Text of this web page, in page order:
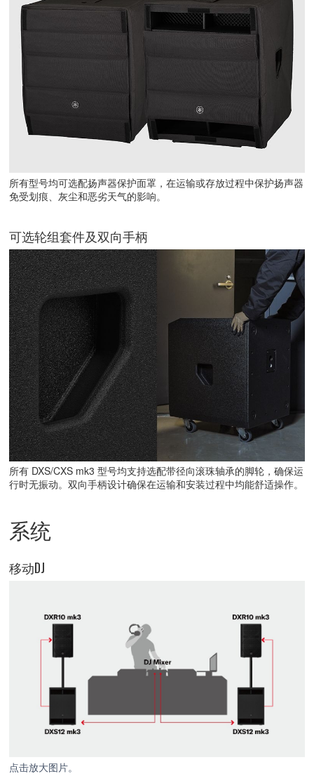
所有型号均可选配扬声器保护面罩，在运输或存放过程中保护扬声器
免受划痕、灰尘和恶劣天气的影响。
可选轮组套件及双向手柄
所有 DXS/CXS mk3 型号均支持选配带径向滚珠轴承的脚轮，确保运
行时无振动。双向手柄设计确保在运输和安装过程中均能舒适操作。
系统
移动DJ
点击放大图片。